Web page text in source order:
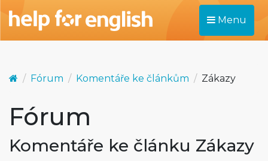
Menu
Fórum Komentáře ke článkům Zákazy
Fórum
Komentáře ke článku Zákazy